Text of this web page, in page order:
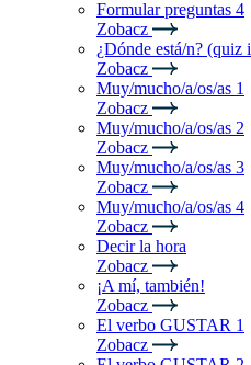
Formular preguntas 4
Zobacz
¿Dónde está/n? (quiz
Zobacz
Muy/mucho/a/os/as 1
Zobacz
Muy/mucho/a/os/as 2
Zobacz
Muy/mucho/a/os/as 3
Zobacz
Muy/mucho/a/os/as 4
Zobacz
Decir la hora
Zobacz
¡A mí, también!
Zobacz
El verbo GUSTAR 1
Zobacz